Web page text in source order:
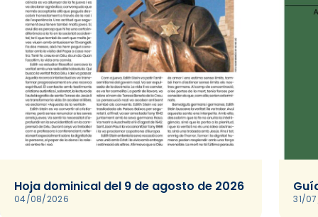
Hoja dominical del 9 de agosto de 2026
04/08/2026 31/